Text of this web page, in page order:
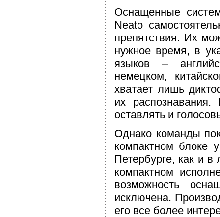
Оснащенные
Neato
препятствия. Их
нужное время, в
языков –
немецком,
хватает лишь
их
оставлять и
Однако команды
компактном блоке
Петербурге, как и
компактном
возможность
исключена.
его все более